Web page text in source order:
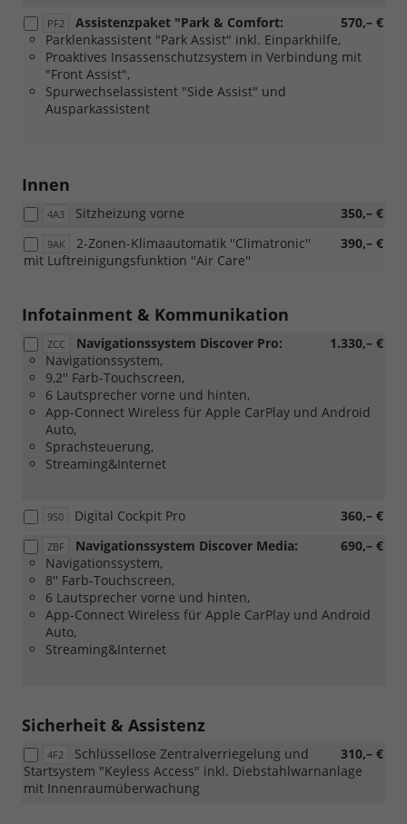
Verbindung
mit
einer
Farbe
mit
schwarzem
PF2 570,– €
Assistenzpaket "Park & Comfort:
Parklenkassistent "Park Assist" inkl. Einparkhilfe,
Proaktives Insassenschutzsystem in Verbindung mit
"Front Assist",
Spurwechselassistent "Side Assist" und
Ausparkassistent
Innen
4A3 350,– €
Sitzheizung vorne
9AK 390,– €
2-Zonen-Klimaautomatik ''Climatronic''
mit Luftreinigungsfunktion ''Air Care''
Infotainment & Kommunikation
ZCC 1.330,– €
Navigationssystem Discover Pro:
Navigationssystem,
9,2'' Farb-Touchscreen,
6 Lautsprecher vorne und hinten,
App-Connect Wireless für Apple CarPlay und Android
Auto,
Sprachsteuerung,
Streaming&Internet
9S0 360,– €
Digital Cockpit Pro
ZBF 690,– €
Navigationssystem Discover Media:
Navigationssystem,
8'' Farb-Touchscreen,
6 Lautsprecher vorne und hinten,
App-Connect Wireless für Apple CarPlay und Android
Auto,
Streaming&Internet
Sicherheit & Assistenz
4F2 310,– €
Schlüssellose Zentralverriegelung und
Startsystem "Keyless Access" inkl. Diebstahlwarnanlage
mit Innenraumüberwachung